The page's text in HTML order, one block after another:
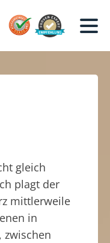
gleich
plagt der
mittlerweile
in
zwischen